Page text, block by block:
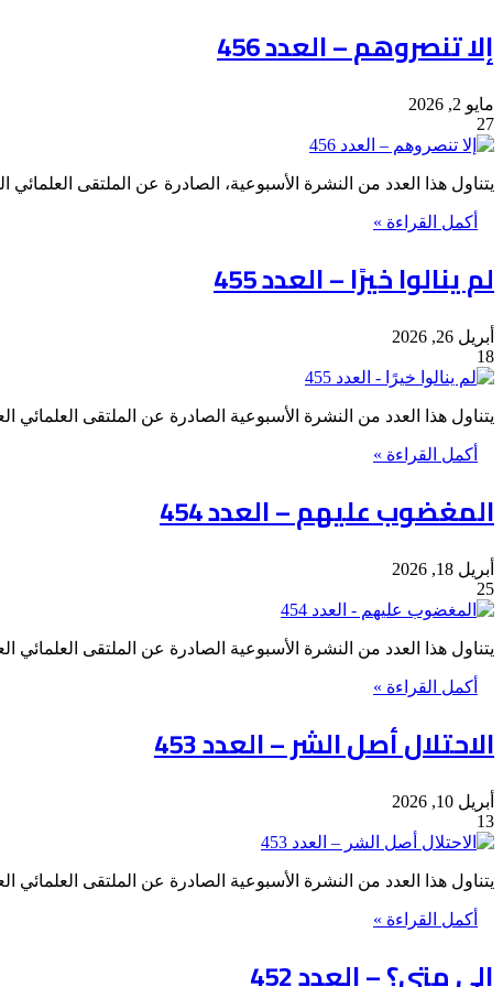
إلا تنصروهم – العدد 456
مايو 2, 2026
27
يتناول هذا العدد من النشرة الأسبوعية، الصادرة عن الملتقى
أكمل القراءة »
لم ينالوا خيرًا – العدد 455
أبريل 26, 2026
18
يتناول هذا العدد من النشرة الأسبوعية الصادرة عن الملتقى
أكمل القراءة »
المغضوب عليهم – العدد 454
أبريل 18, 2026
25
يتناول هذا العدد من النشرة الأسبوعية الصادرة عن الملتقى
أكمل القراءة »
الاحتلال أصل الشر – العدد 453
أبريل 10, 2026
13
يتناول هذا العدد من النشرة الأسبوعية الصادرة عن الملتقى
أكمل القراءة »
إلى متى؟ – العدد 452